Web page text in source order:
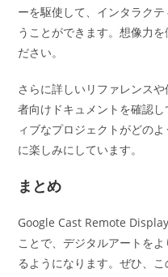
ーを駆使して、インタラク
うことができます。想像力
ださい。
さらに詳しいリファレンス
者向けドキュメントを確認
ィブなプロジェクトがどの
に楽しみにしています。
まとめ
Google Cast Remote
ことで、デジタルアートを
るようになります。ぜひ、